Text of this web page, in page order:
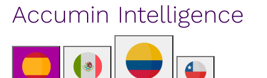
Accumin Intelligence